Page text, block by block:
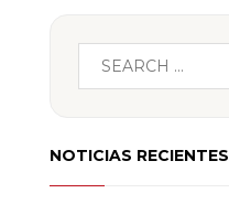
NOTICIAS RECIENTES